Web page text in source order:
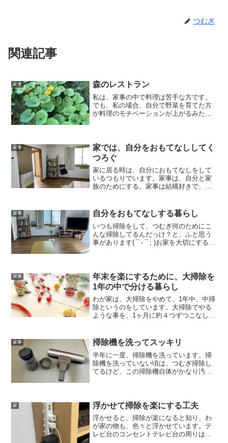
つむぎ
関連記事
家事 森のレストラン
私は、家事の中で料理は苦手な方です。
でも、私の場合、自分で野菜を育てた方
が料理のモチベーションが上がるみたい
予定です。野菜を育ててい...
家事
家では、自分をおもてなししてく
つろぐ
家に居る時は、自分におもてなしをして
いるつもりでいます。家事は、自分と家
族のためにする。家事は結構好きで、洗
家族ををおもてなしして、大切にするつ
もりで、なるべく心をこめ...
家事 自分をおもてなしする暮らし
いつも掃除をして、つむぎ何のためにこ
んな掃除してるんだっけ？と、ふと思う
事があります(⌒-⌒; )お家を大切にするた
家事
年末を楽にするために、大掃除を
1年の中で分ける暮らし
わが家は、大掃除をやめて、1年中、中掃
除というのをしています。大掃除でやる
ような事を、1ヶ月に約４つずつこなして
いった感じです。1年に2回やるので、そ
んなに汚れはた...
家事 掃除機を洗ってスッキリ
半年に一度、掃除機を洗っています。掃
除機を洗っていない頃は、つむぎ掃除し
てるけど、この掃除機自体がかなり汚い
た。掃除機の洗い方1．掃除...
家 浮かせて掃除を楽にする工夫
浮かせると、掃除が楽になると知り、わ
が家の物も、色々と浮かせています。テ
レビ台のコンセントテレビ台の周りは、